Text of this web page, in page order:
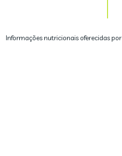
Informações nutricionais oferecidas por